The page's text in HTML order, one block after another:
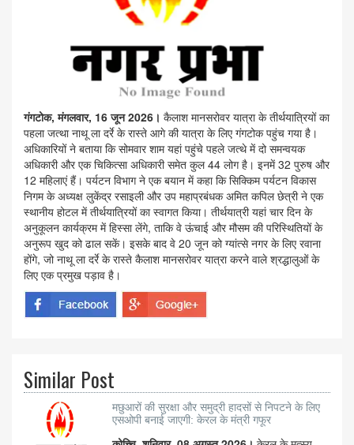
गंगटोक, मंगलवार, 16 जून 2026। कैलाश मानसरोवर यात्रा के तीर्थयात्रियों का
पहला जत्था नाथू ला दर्रे के रास्ते आगे की यात्रा के लिए गंगटोक पहुंच गया है।
अधिकारियों ने बताया कि सोमवार शाम यहां पहुंचे पहले जत्थे में दो समन्वयक
अधिकारी और एक चिकित्सा अधिकारी समेत कुल 44 लोग है। इनमें 32 पुरुष और
12 महिलाएं हैं। पर्यटन विभाग ने एक बयान में कहा कि सिक्किम पर्यटन विकास
निगम के अध्यक्ष लुकेंद्र रसाइली और उप महाप्रबंधक अमित कपिल छेत्री ने एक
स्थानीय होटल में तीर्थयात्रियों का स्वागत किया। तीर्थयात्री यहां चार दिन के
अनुकूलन कार्यक्रम में हिस्सा लेंगे, ताकि वे ऊंचाई और मौसम की परिस्थितियों के
अनुरूप खुद को ढाल सकें। इसके बाद वे 20 जून को ग्यांत्से नगर के लिए रवाना
होंगे, जो नाथू ला दर्रे के रास्ते कैलाश मानसरोवर यात्रा करने वाले श्रद्धालुओं के
लिए एक प्रमुख पड़ाव है।
Similar Post
मछुआरों की सुरक्षा और समुद्री हादसों से निपटने के लिए
एसओपी बनाई जाएगी: केरल के मंत्री गफूर